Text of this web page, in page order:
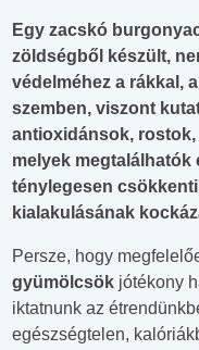
Egy zacskó
zöldségből készült,
védelméhez a rákkal,
szemben, viszont
antioxidánsok,
melyek
ténylegesen
kialakulásának
Persze, hogy
gyümölcsök jótékony
iktatnunk az
egészségtelen,